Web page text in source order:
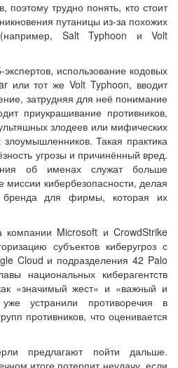
поэтому трудно понять, кто стоит
путаницы из-за похожих
Salt Typhoon и Volt
использование кодовых
или тот же Volt Typhoon, вводит
затрудняя для неё понимание
приукрашивание противников,
злодеев или мифических
Такая практика
угрозы и причинённый вред.
об именах служат больше
кибербезопасности, делая
бренда для фирмы, которая их
Microsoft и CrowdStrike
субъектов киберугроз с
Cloud и подразделения 42 Palo
национальных киберагентств
«значимый жест» и «важный и
устранили противоречия в
противников, что оценивается
предлагают пойти дальше.
итоге потерпит неудачу, если